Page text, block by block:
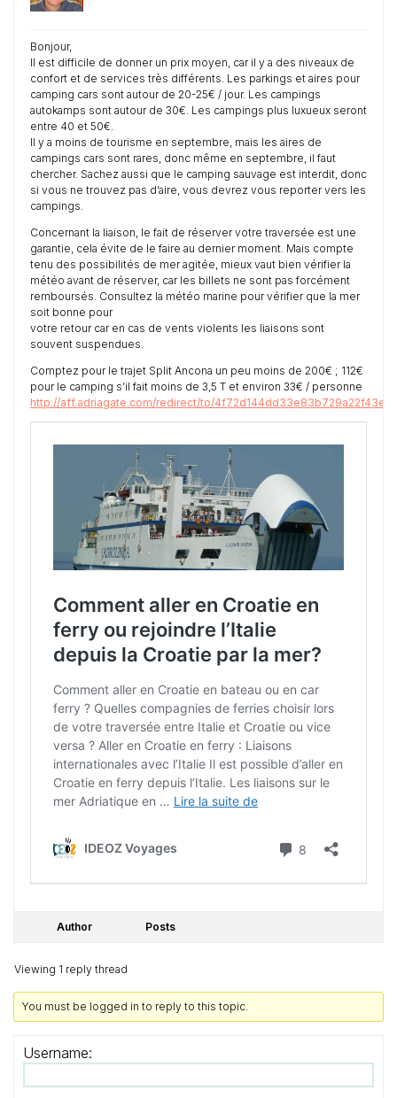
Bonjour,
Il est difficile de donner un prix moyen, car il y a des niveaux de
confort et de services très différents. Les parkings et aires pour
camping cars sont autour de 20-25€ / jour. Les campings
autokamps sont autour de 30€. Les campings plus luxueux seront
entre 40 et 50€.
Il y a moins de tourisme en septembre, mais les aires de
campings cars sont rares, donc même en septembre, il faut
chercher. Sachez aussi que le camping sauvage est interdit, donc
si vous ne trouvez pas d’aire, vous devrez vous reporter vers les
campings.
Concernant la liaison, le fait de réserver votre traversée est une
garantie, cela évite de le faire au dernier moment. Mais compte
tenu des possibilités de mer agitée, mieux vaut bien vérifier la
météo avant de réserver, car les billets ne sont pas forcément
remboursés. Consultez la météo marine pour vérifier que la mer
soit bonne pour
votre retour car en cas de vents violents les liaisons sont
souvent suspendues.
Comptez pour le trajet Split Ancona un peu moins de 200€ ; 112€
pour le camping s’il fait moins de 3,5 T et environ 33€ / personne
http://aff.adriagate.com/redirect/to/
Author Posts
Viewing 1 reply thread
You must be logged in to reply to this topic.
Username: